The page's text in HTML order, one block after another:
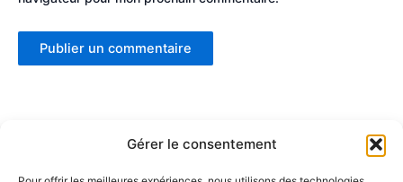
Gérer le consentement